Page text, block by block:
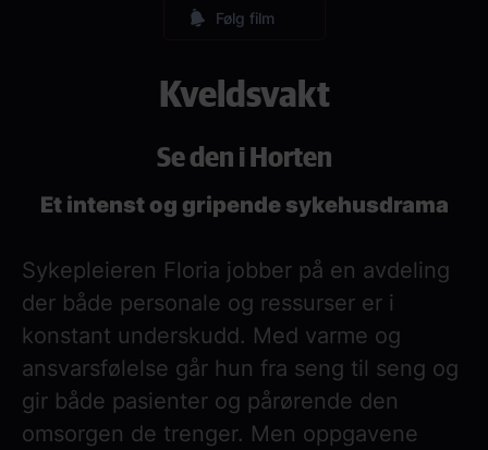
Følg film
Kveldsvakt
Se den i Horten
Et intenst og gripende sykehusdrama
Sykepleieren Floria jobber på en avdeling
der både personale og ressurser er i
konstant underskudd. Med varme og
ansvarsfølelse går hun fra seng til seng og
gir både pasienter og pårørende den
omsorgen de trenger. Men oppgavene